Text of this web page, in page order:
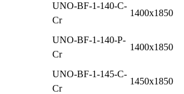
UNO-BF-1-140-C-
Cr
1400x1850
UNO-BF-1-140-P-
Cr
1400x1850
UNO-BF-1-145-C-
Cr
1450x1850